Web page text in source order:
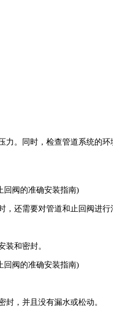
。同时，检查管道系统的
还需要对管道和止回阀进行
和密封。
，并且没有漏水或松动。